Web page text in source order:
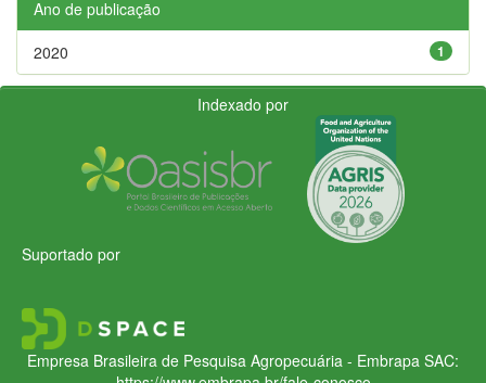
Ano de publicação
1
2020
Indexado por
Suportado por
Empresa Brasileira de Pesquisa Agropecuária - Embrapa SAC: